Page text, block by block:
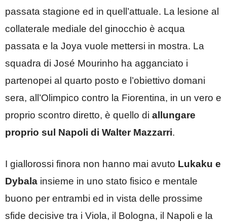
passata stagione ed in quell’attuale. La lesione al
collaterale mediale del ginocchio è acqua
passata e la Joya vuole mettersi in mostra. La
squadra di José Mourinho ha agganciato i
partenopei al quarto posto e l’obiettivo domani
sera, all’Olimpico contro la Fiorentina, in un vero e
proprio scontro diretto, è quello di allungare
proprio sul Napoli di Walter Mazzarri.
I giallorossi finora non hanno mai avuto Lukaku e
Dybala insieme in uno stato fisico e mentale
buono per entrambi ed in vista delle prossime
sfide decisive tra i Viola, il Bologna, il Napoli e la